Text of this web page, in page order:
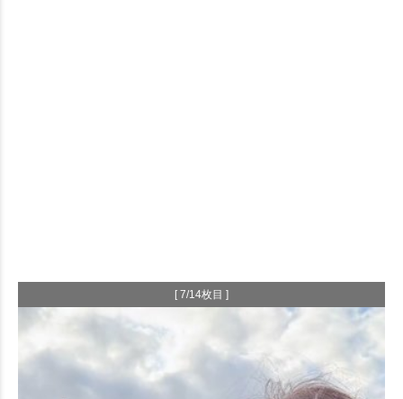
[ 7/14枚目 ]